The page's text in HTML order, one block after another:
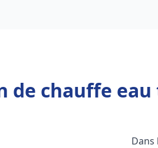
de chauffe
Dans